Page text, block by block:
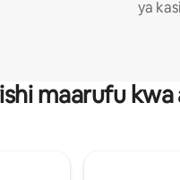
ya
maarufu